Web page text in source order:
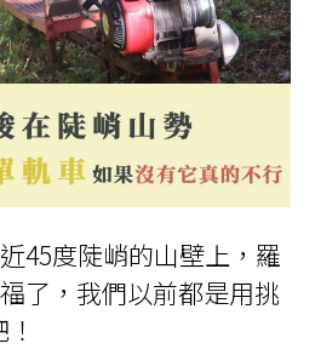
45度陡峭的山壁上，羅
了，我們以前都是用挑